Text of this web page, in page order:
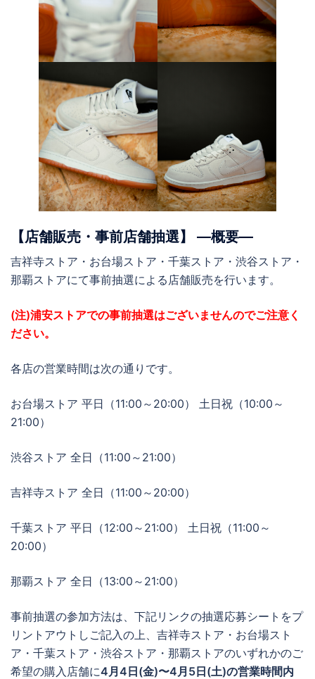
【店舗販売・事前店舗抽選】 ―概要―
吉祥寺ストア・お台場ストア・千葉ストア・渋谷ストア・
那覇ストアにて事前抽選による店舗販売を行います。
(注)浦安ストアでの事前抽選はございませんのでご注意く
ださい。
各店の営業時間は次の通りです。
お台場ストア 平日（11:00～20:00） 土日祝（10:00～
21:00）
渋谷ストア 全日（11:00～21:00）
吉祥寺ストア 全日（11:00～20:00）
千葉ストア 平日（12:00～21:00） 土日祝（11:00～
20:00）
那覇ストア 全日（13:00～21:00）
事前抽選の参加方法は、下記リンクの抽選応募シートをプ
リントアウトしご記入の上、吉祥寺ストア・お台場スト
ア・千葉ストア・渋谷ストア・那覇ストアのいずれかのご
希望の購入店舗に4月4日(金)〜4月5日(土)の営業時間内